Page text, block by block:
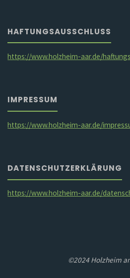
HAFTUNGSAUSSCHLUSS
https://www.holzheim-aar.de/
IMPRESSUM
https://www.holzheim-aar.de/
DATENSCHUTZERKLÄRUNG
https://www.holzheim-aar.de/
©2024 Holzheim